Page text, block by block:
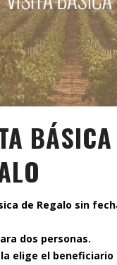
de Regalo sin
dos personas.
elige el beneficiario